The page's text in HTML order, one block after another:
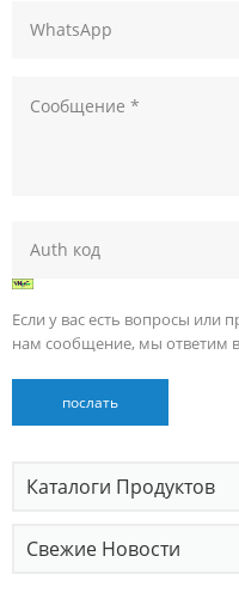
Если у вас есть вопросы или
нам сообщение, мы ответим
Каталоги Продуктов
Свежие Новости